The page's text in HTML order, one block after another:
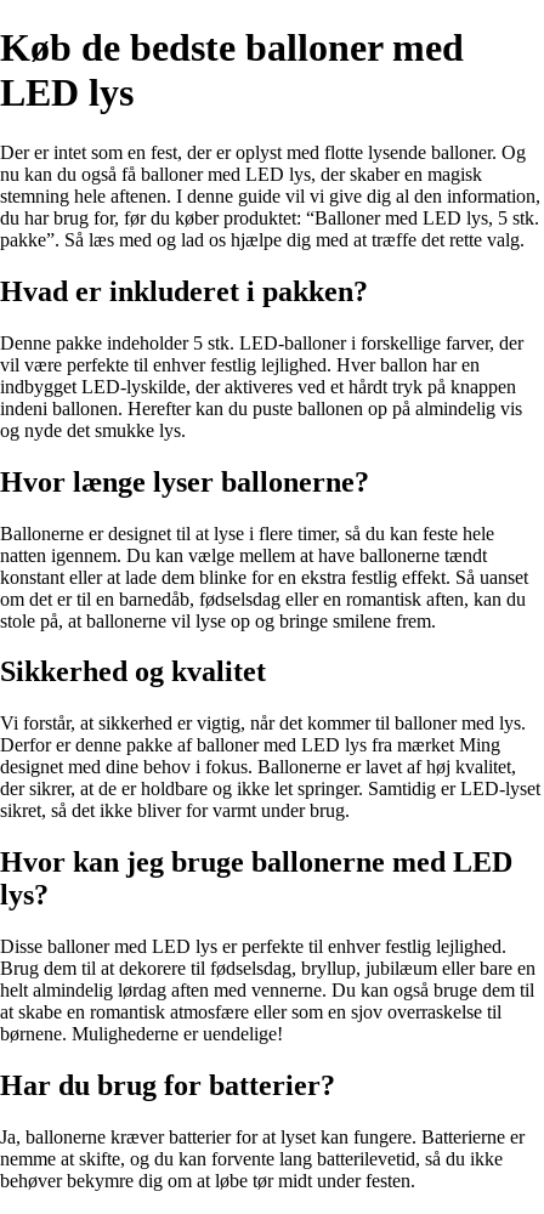
Køb de bedste balloner med
LED lys
Der er intet som en fest, der er oplyst med flotte lysende balloner. Og
nu kan du også få balloner med LED lys, der skaber en magisk
stemning hele aftenen. I denne guide vil vi give dig al den information,
du har brug for, før du køber produktet: “Balloner med LED lys, 5 stk.
pakke”. Så læs med og lad os hjælpe dig med at træffe det rette valg.
Hvad er inkluderet i pakken?
Denne pakke indeholder 5 stk. LED-balloner i forskellige farver, der
vil være perfekte til enhver festlig lejlighed. Hver ballon har en
indbygget LED-lyskilde, der aktiveres ved et hårdt tryk på knappen
indeni ballonen. Herefter kan du puste ballonen op på almindelig vis
og nyde det smukke lys.
Hvor længe lyser ballonerne?
Ballonerne er designet til at lyse i flere timer, så du kan feste hele
natten igennem. Du kan vælge mellem at have ballonerne tændt
konstant eller at lade dem blinke for en ekstra festlig effekt. Så uanset
om det er til en barnedåb, fødselsdag eller en romantisk aften, kan du
stole på, at ballonerne vil lyse op og bringe smilene frem.
Sikkerhed og kvalitet
Vi forstår, at sikkerhed er vigtig, når det kommer til balloner med lys.
Derfor er denne pakke af balloner med LED lys fra mærket Ming
designet med dine behov i fokus. Ballonerne er lavet af høj kvalitet,
der sikrer, at de er holdbare og ikke let springer. Samtidig er LED-lyset
sikret, så det ikke bliver for varmt under brug.
Hvor kan jeg bruge ballonerne med LED
lys?
Disse balloner med LED lys er perfekte til enhver festlig lejlighed.
Brug dem til at dekorere til fødselsdag, bryllup, jubilæum eller bare en
helt almindelig lørdag aften med vennerne. Du kan også bruge dem til
at skabe en romantisk atmosfære eller som en sjov overraskelse til
børnene. Mulighederne er uendelige!
Har du brug for batterier?
Ja, ballonerne kræver batterier for at lyset kan fungere. Batterierne er
nemme at skifte, og du kan forvente lang batterilevetid, så du ikke
behøver bekymre dig om at løbe tør midt under festen.